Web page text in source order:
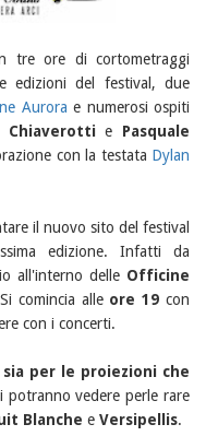
tre ore di cortometraggi
edizioni del festival, due
Aurora e numerosi ospiti
Chiaverottie Pasquale
con la testata Dylan
il nuovo sito del festival
edizione. Infatti da
all'interno delle Officine
comincia alle ore 19 con
con i concerti.
per le proiezioni che
potranno vedere perle rare
Blanche e Versipellis.